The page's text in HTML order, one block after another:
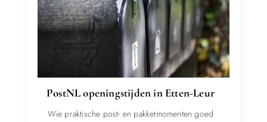
PostNL openingstijden in Etten-Leur
Wie praktische post- en pakketmomenten goed